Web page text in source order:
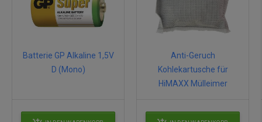
Batterie GP Alkaline 1,5V
D (Mono)
Anti-Geruch
Kohlekartusche für
HiMAXX Mülleimer